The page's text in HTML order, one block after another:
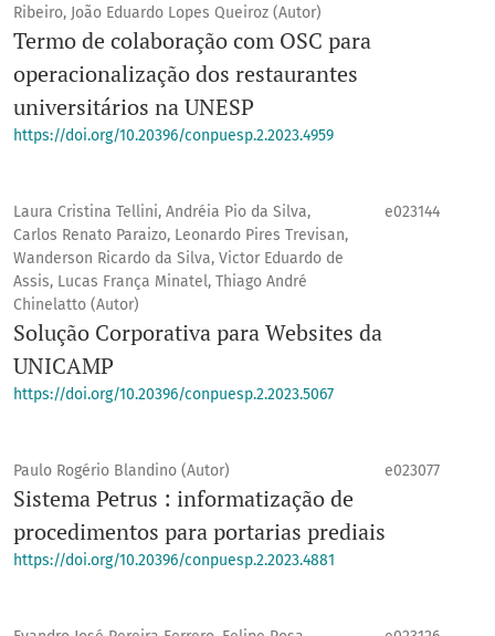
Ribeiro, João Eduardo Lopes Queiroz (Autor)
Termo de colaboração com OSC para
operacionalização dos restaurantes
universitários na UNESP
https://doi.org/10.20396/conpuesp.2.2023.4959
Laura Cristina Tellini, Andréia Pio da Silva,
Carlos Renato Paraizo, Leonardo Pires Trevisan,
Wanderson Ricardo da Silva, Victor Eduardo de
Assis, Lucas França Minatel, Thiago André
Chinelatto (Autor)
e023144
Solução Corporativa para Websites da
UNICAMP
https://doi.org/10.20396/conpuesp.2.2023.5067
Paulo Rogério Blandino (Autor) e023077
Sistema Petrus : informatização de
procedimentos para portarias prediais
https://doi.org/10.20396/conpuesp.2.2023.4881